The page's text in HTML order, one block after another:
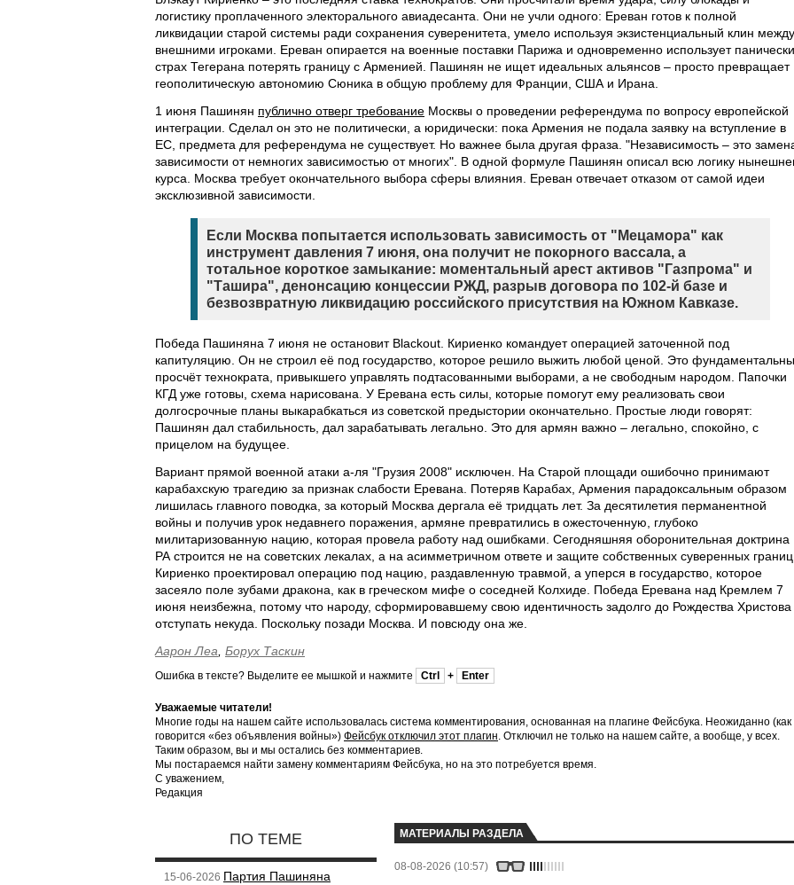
логистику проплаченного электорального авиадесанта. Они не учли одного: Ереван готов к полной
ликвидации старой системы ради сохранения суверенитета, умело используя экзистенциальный клин между
внешними игроками. Ереван опирается на военные поставки Парижа и одновременно использует
страх Тегерана потерять границу с Арменией. Пашинян не ищет идеальных альянсов – просто превращает
геополитическую автономию Сюника в общую проблему для Франции, США и Ирана.
1 июня Пашинян публично отверг требование Москвы о проведении референдума по вопросу европейской
интеграции. Сделал он это не политически, а юридически: пока Армения не подала заявку на вступление в
ЕС, предмета для референдума не существует. Но важнее была другая фраза. "Независимость – это
зависимости от немногих зависимостью от многих". В одной формуле Пашинян описал всю логику
курса. Москва требует окончательного выбора сферы влияния. Ереван отвечает отказом от самой идеи
эксклюзивной зависимости.
Если Москва попытается использовать зависимость от "Мецамора" как
инструмент давления 7 июня, она получит не покорного вассала, а
тотальное короткое замыкание: моментальный арест активов "Газпрома" и
"Ташира", денонсацию концессии РЖД, разрыв договора по 102-й базе и
безвозвратную ликвидацию российского присутствия на Южном Кавказе.
Победа Пашиняна 7 июня не остановит Blackout. Кириенко командует операцией заточенной под
капитуляцию. Он не строил её под государство, которое решило выжить любой ценой. Это
просчёт технократа, привыкшего управлять подтасованными выборами, а не свободным народом. Папочки
КГД уже готовы, схема нарисована. У Еревана есть силы, которые помогут ему реализовать свои
долгосрочные планы выкарабкаться из советской предыстории окончательно. Простые люди говорят:
Пашинян дал стабильность, дал зарабатывать легально. Это для армян важно – легально, спокойно, с
прицелом на будущее.
Вариант прямой военной атаки а-ля "Грузия 2008" исключен. На Старой площади ошибочно принимают
карабахскую трагедию за признак слабости Еревана. Потеряв Карабах, Армения парадоксальным образом
лишилась главного поводка, за который Москва дергала её тридцать лет. За десятилетия перманентной
войны и получив урок недавнего поражения, армяне превратились в ожесточенную, глубоко
милитаризованную нацию, которая провела работу над ошибками. Сегодняшняя оборонительная доктрина
РА строится не на советских лекалах, а на асимметричном ответе и защите собственных суверенных границ.
Кириенко проектировал операцию под нацию, раздавленную травмой, а уперся в государство, которое
засеяло поле зубами дракона, как в греческом мифе о соседней Колхиде. Победа Еревана над Кремлем 7
июня неизбежна, потому что народу, сформировавшему свою идентичность задолго до Рождества Христова
отступать некуда. Поскольку позади Москва. И повсюду она же.
Аарон Леа Борух Таскин
Ошибка в тексте? Выделите ее мышкой и нажмите Ctrl + Enter
Уважаемые читатели!
Многие годы на нашем сайте использовалась система комментирования, основанная на плагине Фейсбука. Неожиданно (как
говорится «без объявления войны») Фейсбук отключил этот плагин. Отключил не только на нашем сайте, а вообще, у всех.
Таким образом, вы и мы остались без комментариев.
Мы постараемся найти замену комментариям Фейсбука, но на это потребуется время.
С уважением,
Редакция
ПО ТЕМЕ
15-06-2026 Партия Пашиняна
МАТЕРИАЛЫ РАЗДЕЛА
08-08-2026 (10:57)